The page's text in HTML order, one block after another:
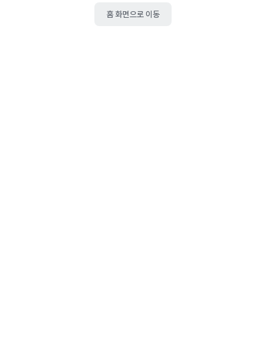
홈 화면으로 이동